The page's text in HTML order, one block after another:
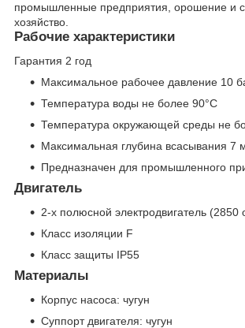
промышленные предприятия, орошение и
хозяйство.
Рабочие характеристики
Гарантия 2 год
Максимальное рабочее давление 10
Температура воды не более 90°С
Температура окружающей среды не
Максимальная глубина всасывания 7
Предназначен для промышленного
Двигатель
2-х полюсной электродвигатель (2850
Класс изоляции F
Класс защиты IP55
Материалы
Корпус насоса: чугун
Суппорт двигателя: чугун